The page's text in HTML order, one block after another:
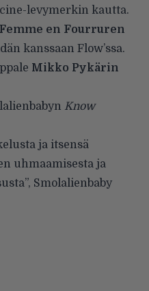
levymerkin kautta.
Femme en Fourruren
kanssaan Flow’ssa.
Mikko Pykärin
Know
ja itsensä
uhmaamisesta ja
Smolalienbaby